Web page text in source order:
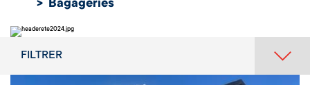
Bagageries
FILTRER